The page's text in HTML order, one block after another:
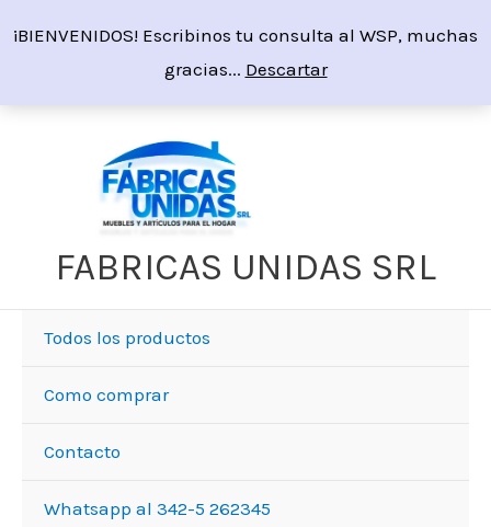
¡BIENVENIDOS! Escribinos tu consulta al WSP, muchas
gracias... Descartar
FABRICAS UNIDAS SRL
Todos los productos
Como comprar
Contacto
Whatsapp al 342-5 262345